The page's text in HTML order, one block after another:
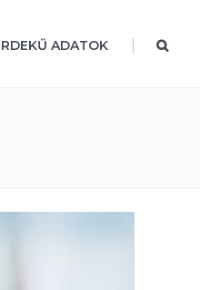
ADATOK |